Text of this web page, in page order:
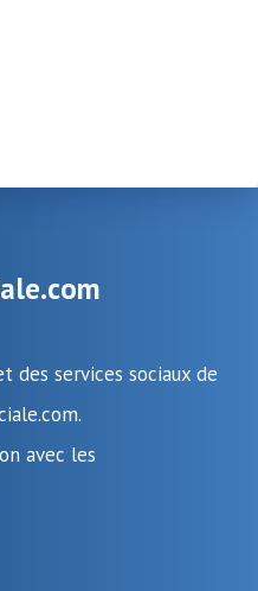
des services sociaux de
avec les